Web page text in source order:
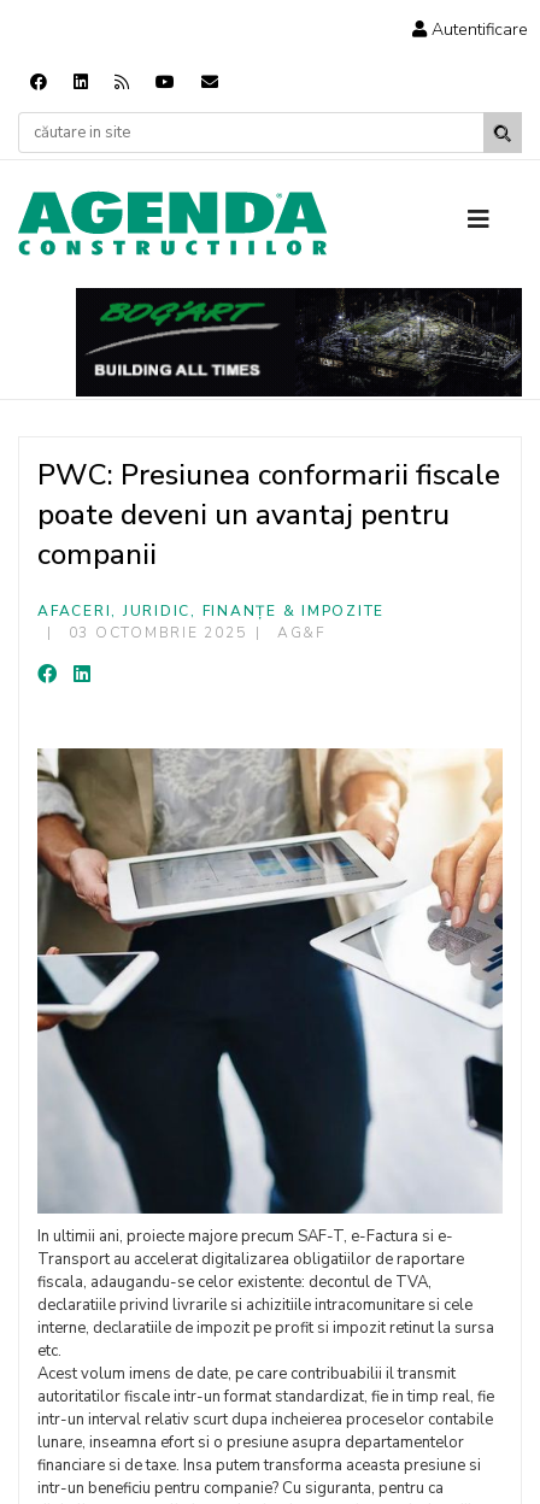
Autentificare
PWC: Presiunea conformarii fiscale
poate deveni un avantaj pentru
companii
AFACERI, JURIDIC, FINANȚE & IMPOZITE
03 OCTOMBRIE 2025
AG&F
In ultimii ani, proiecte majore precum SAF-T, e-Factura si e-
Transport au accelerat digitalizarea obligatiilor de raportare
fiscala, adaugandu-se celor existente: decontul de TVA,
declaratiile privind livrarile si achizitiile intracomunitare si cele
interne, declaratiile de impozit pe profit si impozit retinut la sursa
etc.
Acest volum imens de date, pe care contribuabilii il transmit
autoritatilor fiscale intr-un format standardizat, fie in timp real, fie
intr-un interval relativ scurt dupa incheierea proceselor contabile
lunare, inseamna efort si o presiune asupra departamentelor
financiare si de taxe. Insa putem transforma aceasta presiune si
intr-un beneficiu pentru companie? Cu siguranta, pentru ca